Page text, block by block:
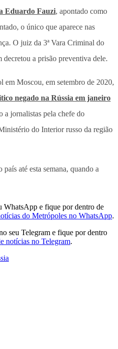
Eduardo Fauzi, apontado como
o único que aparece nas
O juiz da 3ª Vara Criminal do
a prisão preventiva dele.
em Moscou, em setembro de 2020,
negado na Rússia em janeiro
a jornalistas pela chefe do
do Interior russo da região
até esta semana, quando a
WhatsApp e fique por dentro de
do Metrópoles no WhatsApp.
seu Telegram e fique por dentro
notícias no Telegram.